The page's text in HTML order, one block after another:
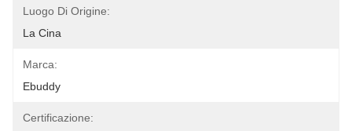
Luogo Di Origine:
La Cina
Marca:
Ebuddy
Certificazione: